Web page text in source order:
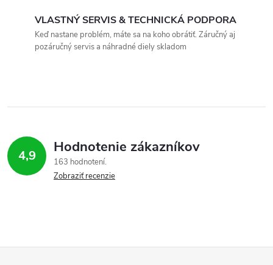
VLASTNÝ SERVIS & TECHNICKÁ PODPORA
Keď nastane problém, máte sa na koho obrátiť. Záručný aj
pozáručný servis a náhradné diely skladom
4,9 Hodnotenie zákazníkov
163 hodnotení
Zobraziť recenzie